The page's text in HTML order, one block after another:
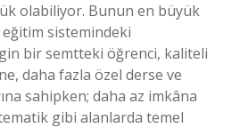
olabiliyor. Bunun en büyük
sistemindeki
bir semtteki öğrenci, kaliteli
daha fazla özel derse ve
sahipken; daha az imkâna
gibi alanlarda temel